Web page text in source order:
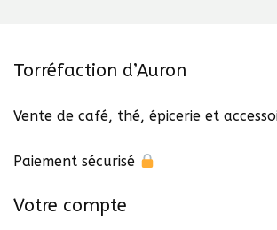
Torréfaction d’Auron
Vente de café, thé, épicerie et
Paiement sécurisé
Votre compte